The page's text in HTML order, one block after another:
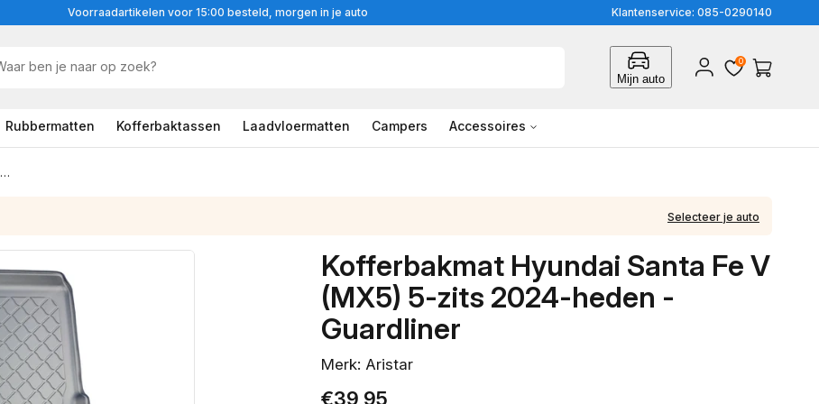
Voorraadartikelen voor 15:00 besteld, morgen in je auto Klantenservice: 085-0290140
Mijn auto
Inloggen 0
Winkelwagen
Rubbermatten Kofferbaktassen Laadvloermatten Campers Accessoires
Kofferbakmat Hyundai Santa Fe V (MX5) 5-zits 2024-heden - Guardliner
Selecteer je auto
Kofferbakmat Hyundai Santa Fe V
(MX5) 5-zits 2024-heden -
Guardliner
Merk: Aristar
Normale
€39,95